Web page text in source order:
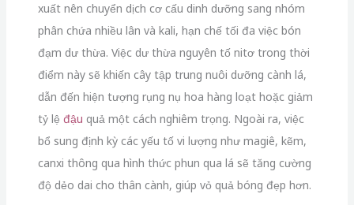
xuất nên chuyển dịch cơ cấu dinh dưỡng sang nhóm
phân chứa nhiều lân và kali, hạn chế tối đa việc bón
đạm dư thừa. Việc dư thừa nguyên tố nitơ trong thời
điểm này sẽ khiến cây tập trung nuôi dưỡng cành lá,
dẫn đến hiện tượng rụng nụ hoa hàng loạt hoặc giảm
tỷ lệ đậu quả một cách nghiêm trọng. Ngoài ra, việc
bổ sung định kỳ các yếu tố vi lượng như magiê, kẽm,
canxi thông qua hình thức phun qua lá sẽ tăng cường
độ dẻo dai cho thân cành, giúp vỏ quả bóng đẹp hơn.